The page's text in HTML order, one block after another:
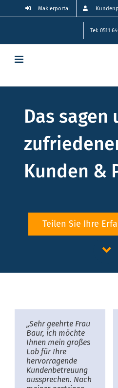
Inhalt
Maklerportal
Tel: 0511
Das sagen
Kunden &
Teilen Sie Ihre
„Sehr geehrte Frau
Baur, ich möchte
Ihnen mein großes
Lob für Ihre
hervorragende
Kundenbetreuung
aussprechen. Nach